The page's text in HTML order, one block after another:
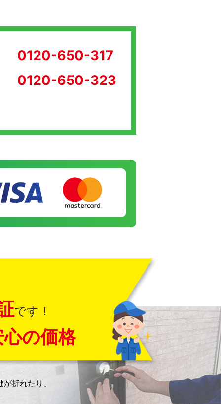
0120-650-317
0120-650-323
です！
の価格
折れたり、